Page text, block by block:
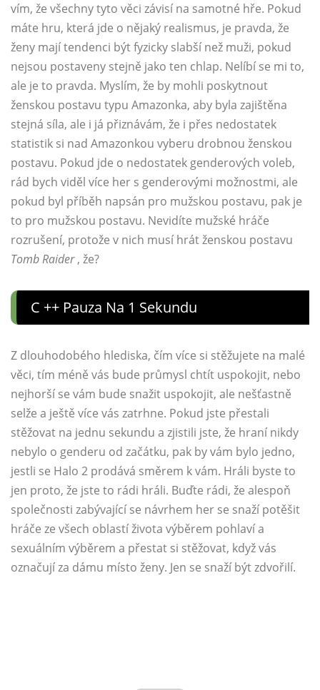
vím, že všechny tyto věci závisí na samotné hře. Pokud
máte hru, která jde o nějaký realismus, je pravda, že
ženy mají tendenci být fyzicky slabší než muži, pokud
nejsou postaveny stejně jako ten chlap. Nelíbí se mi to,
ale je to pravda. Myslím, že by mohli poskytnout
ženskou postavu typu Amazonka, aby byla zajištěna
stejná síla, ale i já přiznávám, že i přes nedostatek
statistik si nad Amazonkou vyberu drobnou ženskou
postavu. Pokud jde o nedostatek genderových voleb,
rád bych viděl více her s genderovými možnostmi, ale
pokud byl příběh napsán pro mužskou postavu, pak je
to pro mužskou postavu. Nevidíte mužské hráče
rozrušení, protože v nich musí hrát ženskou postavu
Tomb Raider, že?
C ++ Pauza Na 1 Sekundu
Z dlouhodobého hlediska, čím více si stěžujete na malé
věci, tím méně vás bude průmysl chtít uspokojit, nebo
nejhorší se vám bude snažit uspokojit, ale nešťastně
selže a ještě více vás zatrhne. Pokud jste přestali
stěžovat na jednu sekundu a zjistili jste, že hraní nikdy
nebylo o genderu od začátku, pak by vám bylo jedno,
jestli se Halo 2 prodává směrem k vám. Hráli byste to
jen proto, že jste to rádi hráli. Buďte rádi, že alespoň
společnosti zabývající se návrhem her se snaží potěšit
hráče ze všech oblastí života výběrem pohlaví a
sexuálním výběrem a přestat si stěžovat, když vás
označují za dámu místo ženy. Jen se snaží být zdvořilí.